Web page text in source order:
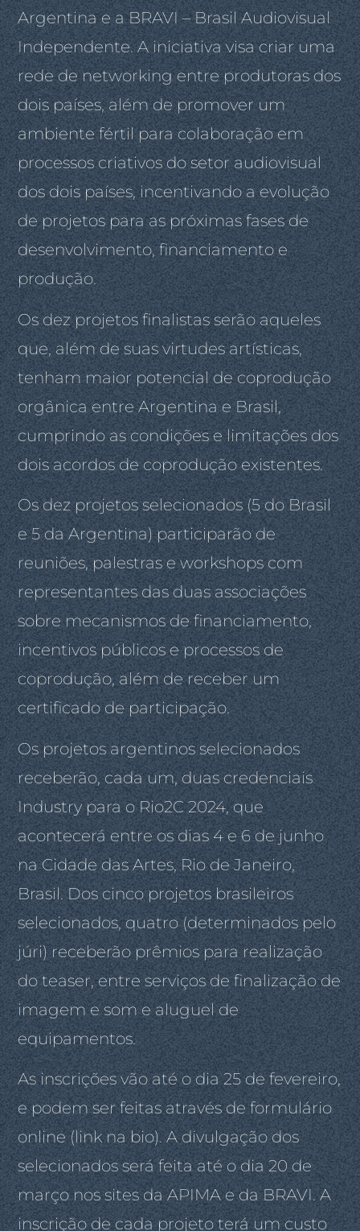
Argentina e a BRAVI – Brasil Audiovisual
Independente. A iniciativa visa criar uma
rede de networking entre produtoras dos
dois países, além de promover um
ambiente fértil para colaboração em
processos criativos do setor audiovisual
dos dois países, incentivando a evolução
de projetos para as próximas fases de
desenvolvimento, financiamento e
produção.
Os dez projetos finalistas serão aqueles
que, além de suas virtudes artísticas,
tenham maior potencial de coprodução
orgânica entre Argentina e Brasil,
cumprindo as condições e limitações dos
dois acordos de coprodução existentes.
Os dez projetos selecionados (5 do Brasil
e 5 da Argentina) participarão de
reuniões, palestras e workshops com
representantes das duas associações
sobre mecanismos de financiamento,
incentivos públicos e processos de
coprodução, além de receber um
certificado de participação.
Os projetos argentinos selecionados
receberão, cada um, duas credenciais
Industry para o Rio2C 2024, que
acontecerá entre os dias 4 e 6 de junho
na Cidade das Artes, Rio de Janeiro,
Brasil. Dos cinco projetos brasileiros
selecionados, quatro (determinados pelo
júri) receberão prêmios para realização
do teaser, entre serviços de finalização de
imagem e som e aluguel de
equipamentos.
As inscrições vão até o dia 25 de fevereiro,
e podem ser feitas através de formulário
online (link na bio). A divulgação dos
selecionados será feita até o dia 20 de
março nos sites da APIMA e da BRAVI. A
inscrição de cada projeto terá um custo